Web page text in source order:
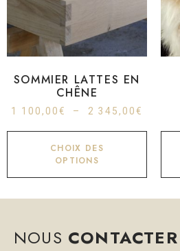
SOMMIER LATTES EN
CHÊNE
1 100,00€ – 2 345,00€
CHOIX DES
OPTIONS
NOUS CONTACTER